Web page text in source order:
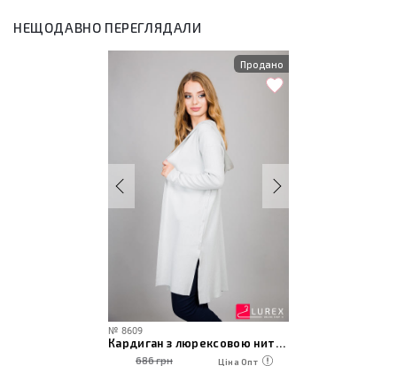
НЕЩОДАВНО ПЕРЕГЛЯДАЛИ
Продано
№ 8609
Кардиган з люрексовою ниткою
686 грн Ціна Опт